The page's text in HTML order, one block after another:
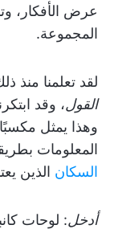
عرض الأفكار،
المجموعة.
لقد تعلمنا منذ
القول، وقد
وهذا يمثل
المعلومات
السكان الذين
أدخل: لوحات